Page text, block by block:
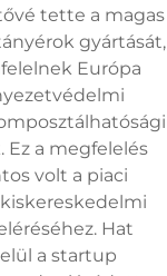
tette a magas
gyártását,
Európa
Ez a megfelelés
volt a piaci
Hat
a startup